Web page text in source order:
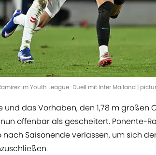
im Youth League-Duell mit Inter Mailand |
und das Vorhaben, den 1,78 m großen
offenbar als gescheitert. Ponente-
Saisonende verlassen, um sich